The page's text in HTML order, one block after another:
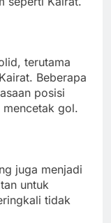
terutama
Beberapa
posisi
mencetak gol.
juga menjadi
untuk
tidak